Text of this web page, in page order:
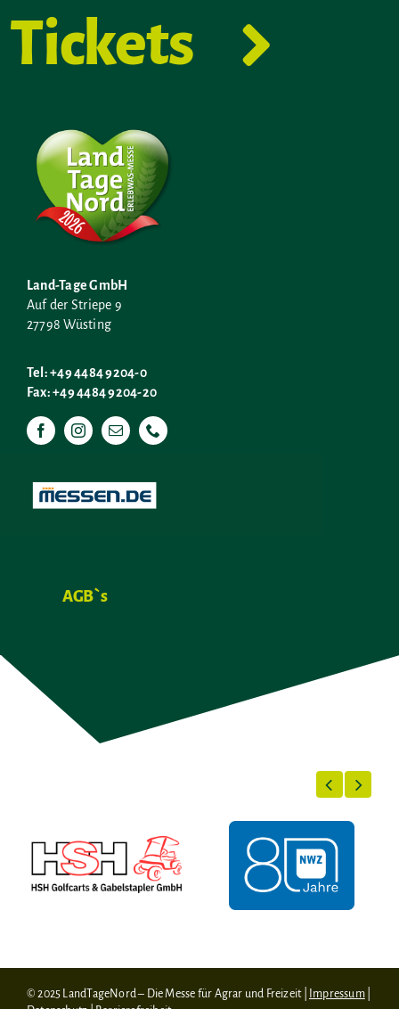
Tickets
Land-Tage GmbH
Auf der Striepe 9
27798 Wüsting
Tel: +49 4484 9204-0
Fax: +49 4484 9204-20
AGB`s
© 2025 LandTageNord – Die Messe für Agrar und Freizeit | Impressum|